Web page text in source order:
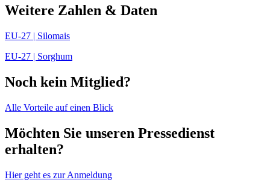
Weitere Zahlen & Daten
EU-27 | Silomais
EU-27 | Sorghum
Noch kein Mitglied?
Alle Vorteile auf einen Blick
Möchten Sie unseren Pressedienst
erhalten?
Hier geht es zur Anmeldung